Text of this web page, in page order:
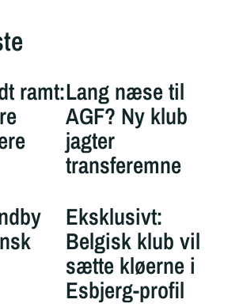
ramt:Lang næse til
AGF? Ny klub
jagter
transferemne
Eksklusivt:
Belgisk klub vil
sætte kløerne i
Esbjerg-profil